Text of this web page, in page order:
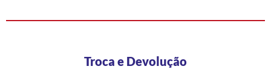
Troca e Devolução